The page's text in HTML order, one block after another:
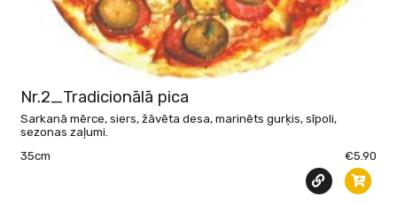
Nr.2_Tradicionālā pica
Sarkanā mērce, siers, žāvēta desa, marinēts gurķis, sīpoli,
sezonas zaļumi.
35cm
€5.90